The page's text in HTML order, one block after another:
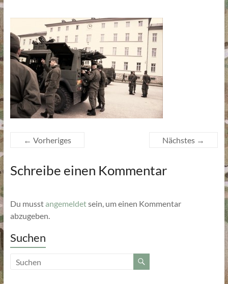
← Vorheriges Nächstes →
Schreibe einen Kommentar
Du musstangemeldetsein, um einen Kommentar
abzugeben.
Suchen